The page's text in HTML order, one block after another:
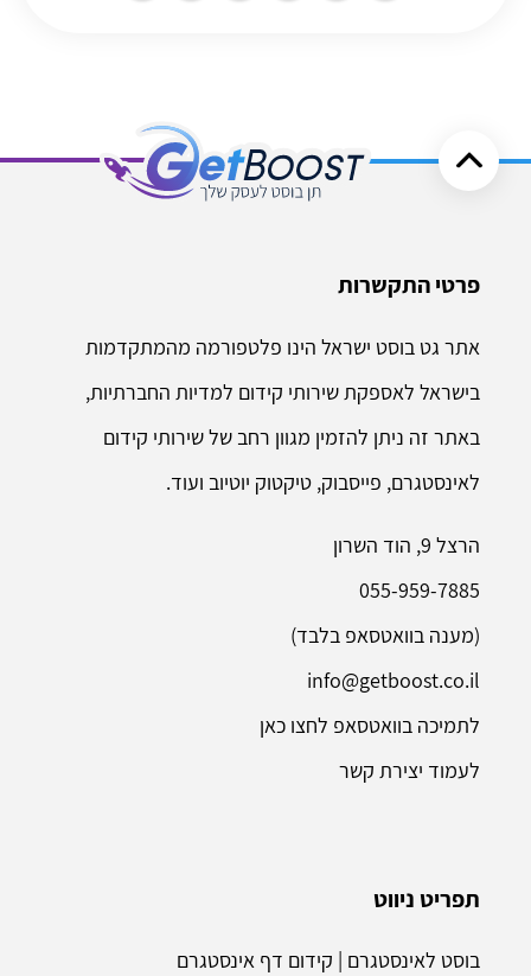
תפריט ניווט
בוסט לאינסטגרם | קידום דף אינסטגרם
פרטי התקשרות
אתר גט בוסט ישראל הינו פלטפורמה מהמתקדמות
בישראל לאספקת שירותי קידום למדיות החברתיות,
באתר זה ניתן להזמין מגוון רחב של שירותי קידום
לאינסטגרם, פייסבוק, טיקטוק יוטיוב ועוד.
הרצל 9, הוד השרון
055-959-7885
(מענה בוואטסאפ בלבד)
info@getboost.co.il
לתמיכה בוואטסאפ לחצו כאן
לעמוד יצירת קשר